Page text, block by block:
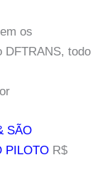
os
DFTRANS, todo
SÃO
PILOTO R$